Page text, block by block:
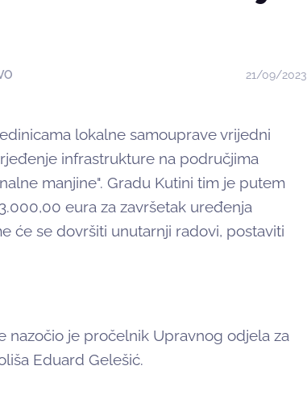
21/09/2023
lokalne samouprave vrijedni
infrastrukture na područjima
manjine". Gradu Kutini tim je putem
eura za završetak uređenja
će se dovršiti unutarnji radovi, postaviti
nazočio je pročelnik Upravnog odjela za
Eduard Gelešić.